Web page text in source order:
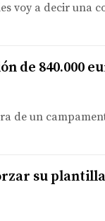
voy a decir una
de 840.000
de un
su